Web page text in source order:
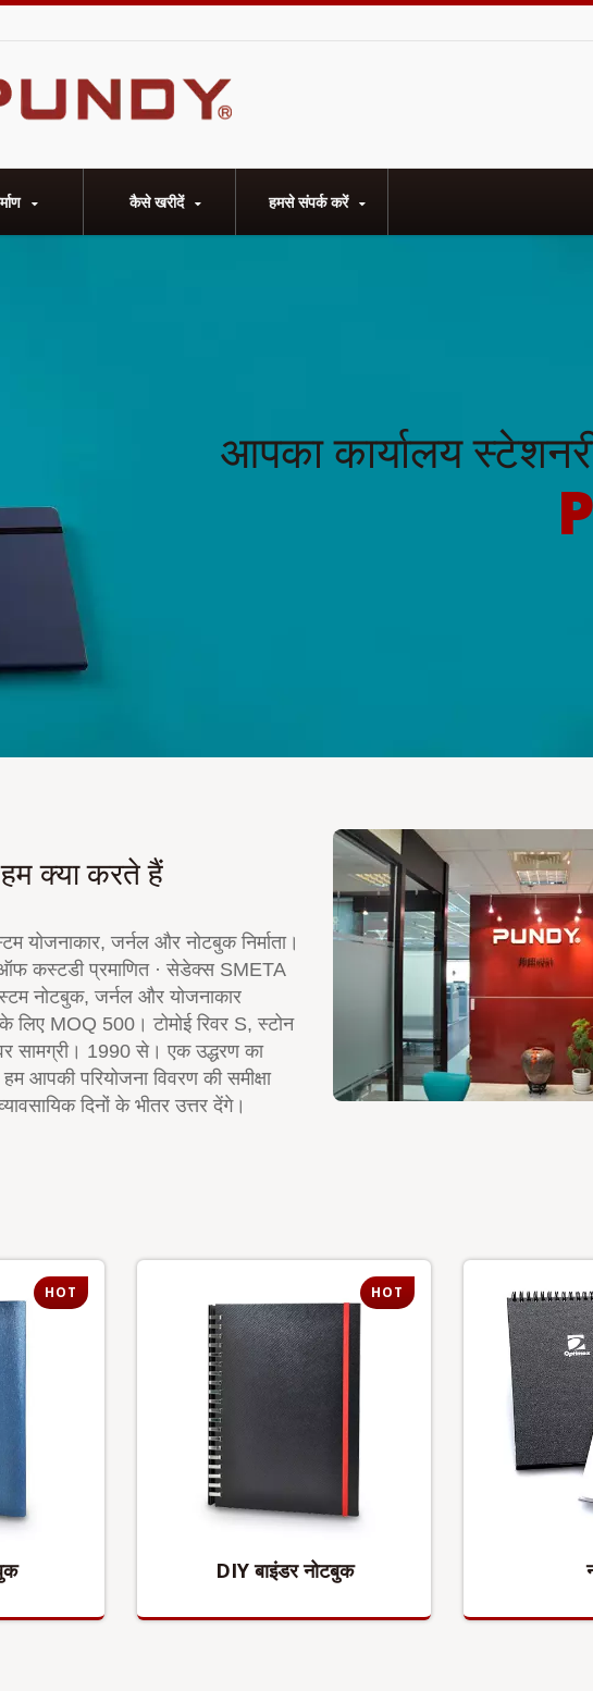
कैसे खरीदें हमसे संपर्क करें
आपका कार्यालय
हम क्या करते हैं
योजनाकार, जर्नल और नोटबुक निर्माता।
कस्टडी प्रमाणित · सेडेक्स SMETA
नोटबुक, जर्नल और योजनाकार
लिए MOQ 500। टोमोई रिवर S, स्टोन
सामग्री। 1990 से। एक उद्धरण का
आपकी परियोजना विवरण की समीक्षा
दिनों के भीतर उत्तर देंगे।
HOT HOT
DIY बाइंडर नोटबुक